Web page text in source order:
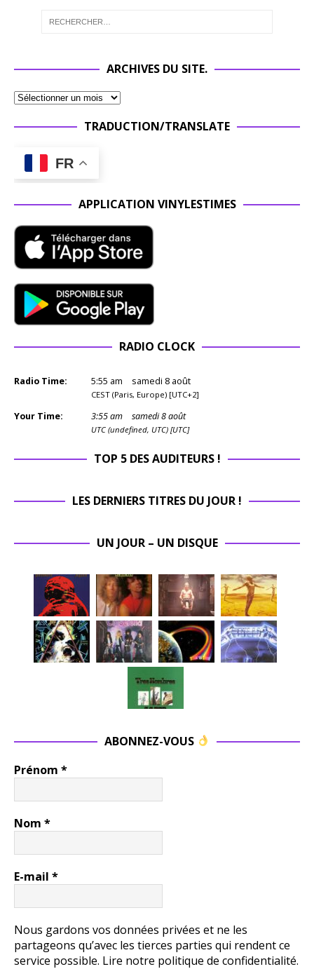
ARCHIVES DU SITE.
TRADUCTION/TRANSLATE
FR
APPLICATION VINYLESTIMES
RADIO CLOCK
Radio Time: 5:55 am samedi 8 août
CEST (Paris, Europe) [UTC+2]
Your Time: 3:55am samedi 8 août
UTC (undefined, UTC) [UTC]
TOP 5 DES AUDITEURS !
LES DERNIERS TITRES DU JOUR !
UN JOUR – UN DISQUE
ABONNEZ-VOUS
Prénom *
Nom *
E-mail *
Nous gardons vos données privées et ne les
partageons qu’avec les tierces parties qui rendent ce
service possible. Lire notre politique de confidentialité.